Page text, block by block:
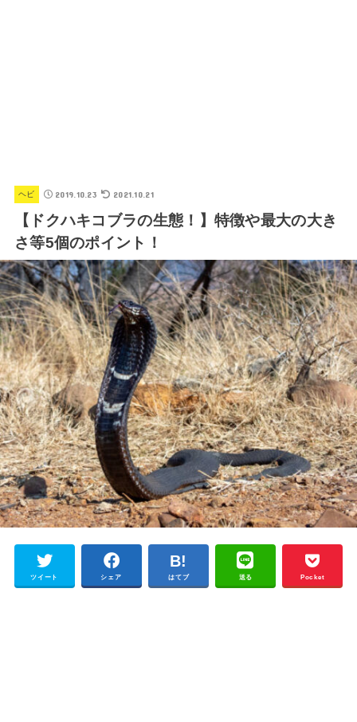
ヘビ 2019.10.23 2021.10.21
【ドクハキコブラの生態！】特徴や最大の大き
さ等5個のポイント！
ツイート シェア はてブ 送る Pocket